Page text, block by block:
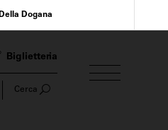
Dogana
Biglietteria
Cerca